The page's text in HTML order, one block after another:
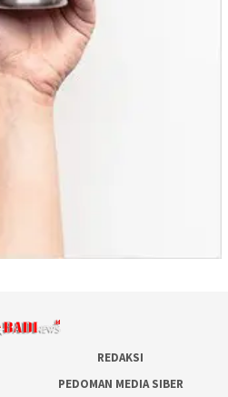
REDAKSI
PEDOMAN MEDIA SIBER